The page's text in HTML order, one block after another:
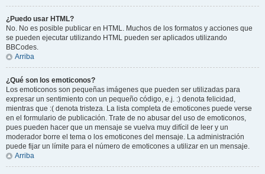
¿Puedo usar HTML?
No. No es posible publicar en HTML. Muchos de los formatos y acciones que
se pueden ejecutar utilizando HTML pueden ser aplicados utilizando
BBCodes.
Arriba
¿Qué son los emoticonos?
Los emoticonos son pequeñas imágenes que pueden ser utilizadas para
expresar un sentimiento con un pequeño código, e.j. :) denota felicidad,
mientras que :( denota tristeza. La lista completa de emoticones puede verse
en el formulario de publicación. Trate de no abusar del uso de emoticonos,
pues pueden hacer que un mensaje se vuelva muy difícil de leer y un
moderador borre el tema o los emoticones del mensaje. La administración
puede fijar un límite para el número de emoticones a utilizar en un mensaje.
Arriba